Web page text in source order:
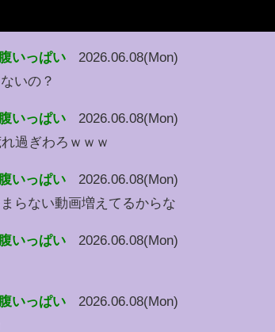
いっぱい
2026.06.08(Mon)
いの？
いっぱい
2026.06.08(Mon)
過ぎわろｗｗｗ
いっぱい
2026.06.08(Mon)
らない動画増えてるからな
いっぱい
2026.06.08(Mon)
いっぱい
2026.06.08(Mon)